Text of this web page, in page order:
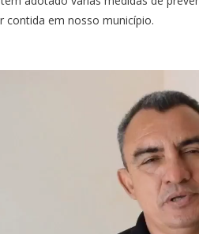
contida em nosso município.